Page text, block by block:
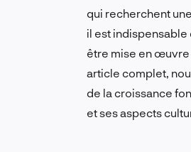
qui recherchent
il est indispensable
être mise en œuvre
article complet,
de la croissance
et ses aspects